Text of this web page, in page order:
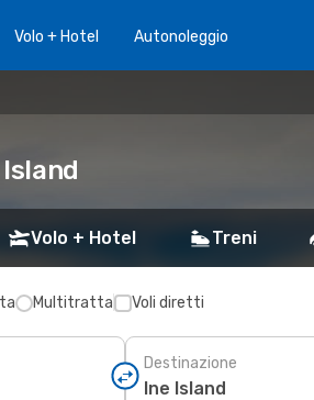
Volo + Hotel Autonoleggio
Volo + Hotel Treni
Multitratta Voli diretti
Destinazione